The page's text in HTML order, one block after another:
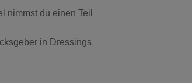
nimmst du einen Teil
in Dressings